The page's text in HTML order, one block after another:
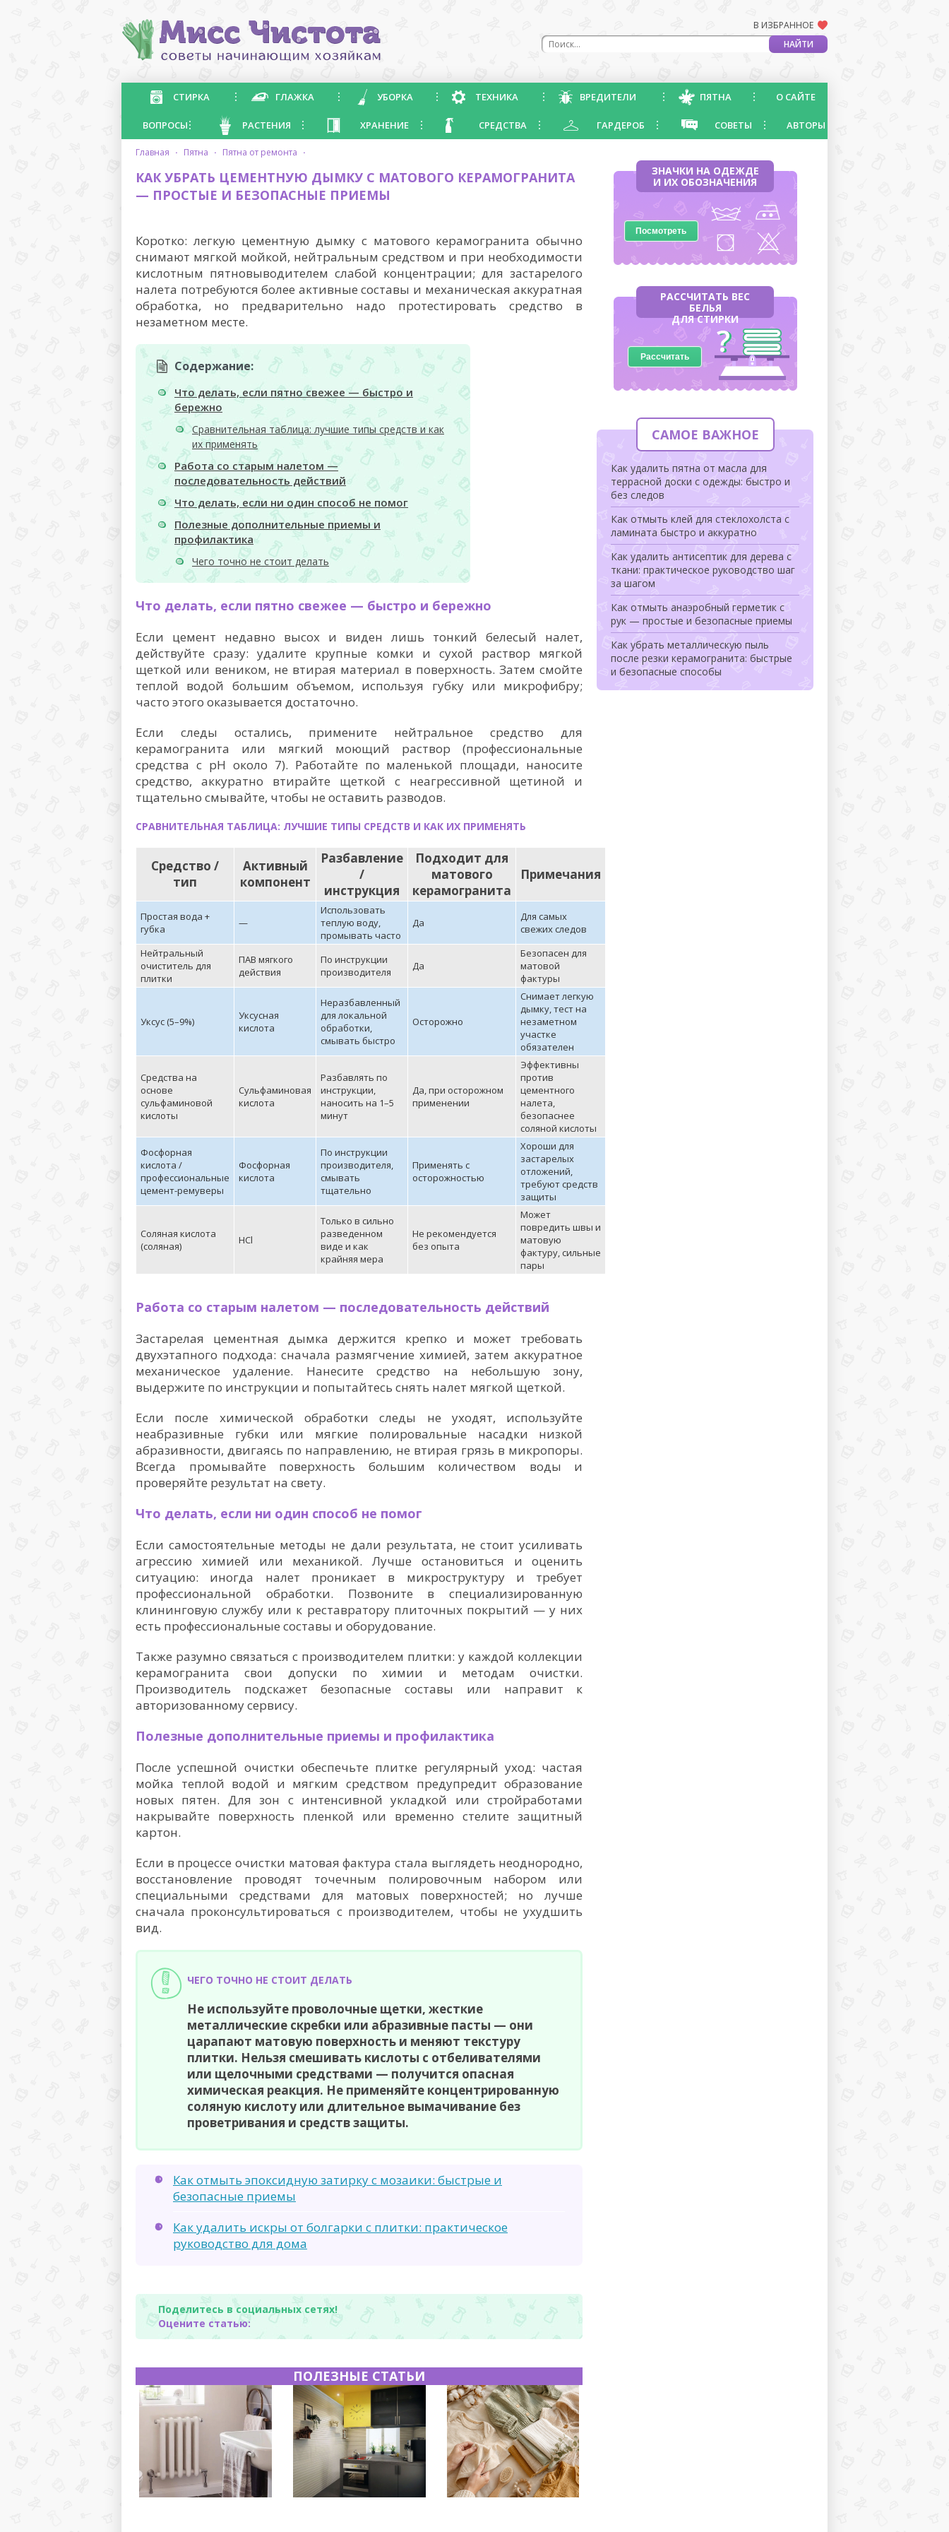
В ИЗБРАННОЕ
СТИРКА ГЛАЖКА УБОРКА ТЕХНИКА ВРЕДИТЕЛИ ПЯТНА О САЙТЕ
ВОПРОСЫ РАСТЕНИЯ ХРАНЕНИЕ СРЕДСТВА ГАРДЕРОБ СОВЕТЫ АВТОРЫ
главная · пятна · пятна от ремонта ·
КАК УБРАТЬ ЦЕМЕНТНУЮ ДЫМКУ С МАТОВОГО КЕРАМОГРАНИТА
— ПРОСТЫЕ И БЕЗОПАСНЫЕ ПРИЕМЫ
Коротко: легкую цементную дымку с матового керамогранита обычно
снимают мягкой мойкой, нейтральным средством и при необходимости
кислотным пятновыводителем слабой концентрации; для застарелого
налета потребуются более активные составы и механическая аккуратная
обработка, но предварительно надо протестировать средство в
незаметном месте.
Содержание:
Что делать, если пятно свежее — быстро и
бережно
Сравнительная таблица: лучшие типы средств и как
их применять
Работа со старым налетом —
последовательность действий
Что делать, если ни один способ не помог
Полезные дополнительные приемы и
профилактика
Чего точно не стоит делать
Что делать, если пятно свежее — быстро и бережно
Если цемент недавно высох и виден лишь тонкий белесый налет,
действуйте сразу: удалите крупные комки и сухой раствор мягкой
щеткой или веником, не втирая материал в поверхность. Затем смойте
теплой водой большим объемом, используя губку или микрофибру;
часто этого оказывается достаточно.
Если следы остались, примените нейтральное средство для
керамогранита или мягкий моющий раствор (профессиональные
средства с pH около 7). Работайте по маленькой площади, наносите
средство, аккуратно втирайте щеткой с неагрессивной щетиной и
тщательно смывайте, чтобы не оставить разводов.
СРАВНИТЕЛЬНАЯ ТАБЛИЦА: ЛУЧШИЕ ТИПЫ СРЕДСТВ И КАК ИХ ПРИМЕНЯТЬ
Средство /
тип
Активный
компонент
Разбавление
/
инструкция
Подходит для
матового
керамогранита
Примечания
Простая вода +
губка
—
Использовать
теплую воду,
промывать часто
Да
Для самых
свежих следов
Нейтральный
очиститель для
плитки
ПАВ мягкого
действия
По инструкции
производителя
Да
Безопасен для
матовой
фактуры
Уксус (5–9%)
Уксусная
кислота
Неразбавленный
для локальной
обработки,
смывать быстро
Осторожно
Снимает легкую
дымку, тест на
незаметном
участке
обязателен
Средства на
основе
сульфаминовой
кислоты
Сульфаминовая
кислота
Разбавлять по
инструкции,
наносить на 1–5
минут
Да, при осторожном
применении
Эффективны
против
цементного
налета,
безопаснее
соляной кислоты
Фосфорная
кислота /
профессиональные
цемент-ремуверы
Фосфорная
кислота
По инструкции
производителя,
смывать
тщательно
Применять с
осторожностью
Хороши для
застарелых
отложений,
требуют средств
защиты
Соляная кислота
(соляная)
HCl
Только в сильно
разведенном
виде и как
крайняя мера
Не рекомендуется
без опыта
Может
повредить швы и
матовую
фактуру, сильные
пары
Работа со старым налетом — последовательность действий
Застарелая цементная дымка держится крепко и может требовать
двухэтапного подхода: сначала размягчение химией, затем аккуратное
механическое удаление. Нанесите средство на небольшую зону,
выдержите по инструкции и попытайтесь снять налет мягкой щеткой.
Если после химической обработки следы не уходят, используйте
неабразивные губки или мягкие полировальные насадки низкой
абразивности, двигаясь по направлению, не втирая грязь в микропоры.
Всегда промывайте поверхность большим количеством воды и
проверяйте результат на свету.
Что делать, если ни один способ не помог
Если самостоятельные методы не дали результата, не стоит усиливать
агрессию химией или механикой. Лучше остановиться и оценить
ситуацию: иногда налет проникает в микроструктуру и требует
профессиональной обработки. Позвоните в специализированную
клининговую службу или к реставратору плиточных покрытий — у них
есть профессиональные составы и оборудование.
Также разумно связаться с производителем плитки: у каждой коллекции
керамогранита свои допуски по химии и методам очистки.
Производитель подскажет безопасные составы или направит к
авторизованному сервису.
Полезные дополнительные приемы и профилактика
После успешной очистки обеспечьте плитке регулярный уход: частая
мойка теплой водой и мягким средством предупредит образование
новых пятен. Для зон с интенсивной укладкой или стройработами
накрывайте поверхность пленкой или временно стелите защитный
картон.
Если в процессе очистки матовая фактура стала выглядеть неоднородно,
восстановление проводят точечным полировочным набором или
специальными средствами для матовых поверхностей; но лучше
сначала проконсультироваться с производителем, чтобы не ухудшить
вид.
ЧЕГО ТОЧНО НЕ СТОИТ ДЕЛАТЬ
Не используйте проволочные щетки, жесткие
металлические скребки или абразивные пасты — они
царапают матовую поверхность и меняют текстуру
плитки. Нельзя смешивать кислоты с отбеливателями
или щелочными средствами — получится опасная
химическая реакция. Не применяйте концентрированную
соляную кислоту или длительное вымачивание без
проветривания и средств защиты.
Как отмыть эпоксидную затирку с мозаики: быстрые и
безопасные приемы
Как удалить искры от болгарки с плитки: практическое
руководство для дома
Поделитесь в социальных сетях!
Оцените статью:
ПОЛЕЗНЫЕ СТАТЬИ
ЗНАЧКИ НА ОДЕЖДЕ
И ИХ ОБОЗНАЧЕНИЯ
Посмотреть
РАССЧИТАТЬ ВЕС
БЕЛЬЯ
ДЛЯ СТИРКИ
Рассчитать
САМОЕ ВАЖНОЕ
Как удалить пятна от масла для
террасной доски с одежды: быстро и
без следов
Как отмыть клей для стеклохолста с
ламината быстро и аккуратно
Как удалить антисептик для дерева с
ткани: практическое руководство шаг
за шагом
Как отмыть анаэробный герметик с
рук — простые и безопасные приемы
Как убрать металлическую пыль
после резки керамогранита: быстрые
и безопасные способы